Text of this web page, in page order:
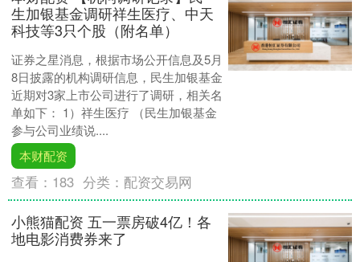
生加银基金调研祥生医疗、中天
科技等3只个股（附名单）
证券之星消息，根据市场公开信息及5月
8日披露的机构调研信息，民生加银基金
近期对3家上市公司进行了调研，相关名
单如下： 1）祥生医疗 （民生加银基金
参与公司业绩说....
本财配资
查看： 183 分类： 配资交易网
小熊猫配资 五一票房破4亿！各
地电影消费券来了